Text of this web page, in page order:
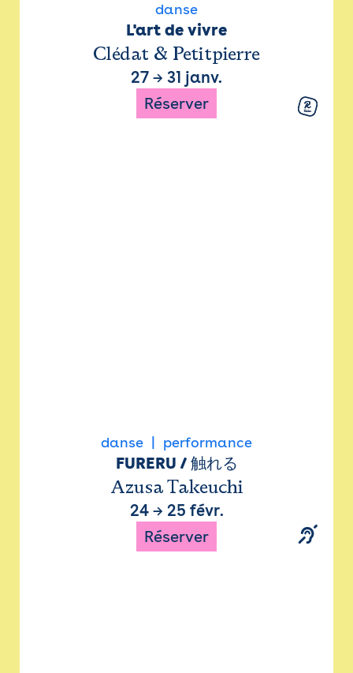
danse
L'art de vivre
Clédat & Petitpierre
27 → 31 janv.
Réserver
danse performance
FURERU / 触れる
Azusa Takeuchi
24→ 25 févr.
Réserver